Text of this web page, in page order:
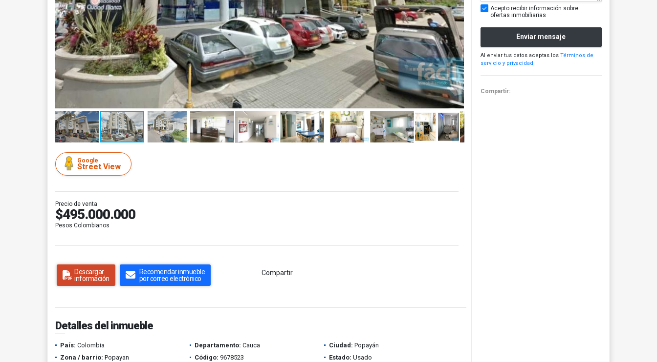
Google
Street View
Precio de venta
$495.000.000
Pesos Colombianos
Descargar
información
Recomendar inmueble
por correo electrónico
Compartir
Detalles del inmueble
País: Colombia Departamento: Cauca Ciudad: Popayán
Zona / barrio: Popayan Código: 9678523 Estado: Usado
Acepto recibir información sobre
ofertas inmobiliarias
Enviar mensaje
Al enviar tus datos aceptas los Términos de
servicio y privacidad
Compartir: